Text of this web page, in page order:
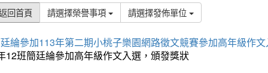
回首頁 請選擇榮譽事項 請選擇發佈單位
綸參加113年第二期小桃子樂園網路徵文競賽參加高年級作
12班簡廷綸參加高年級作文入選，頒發獎狀